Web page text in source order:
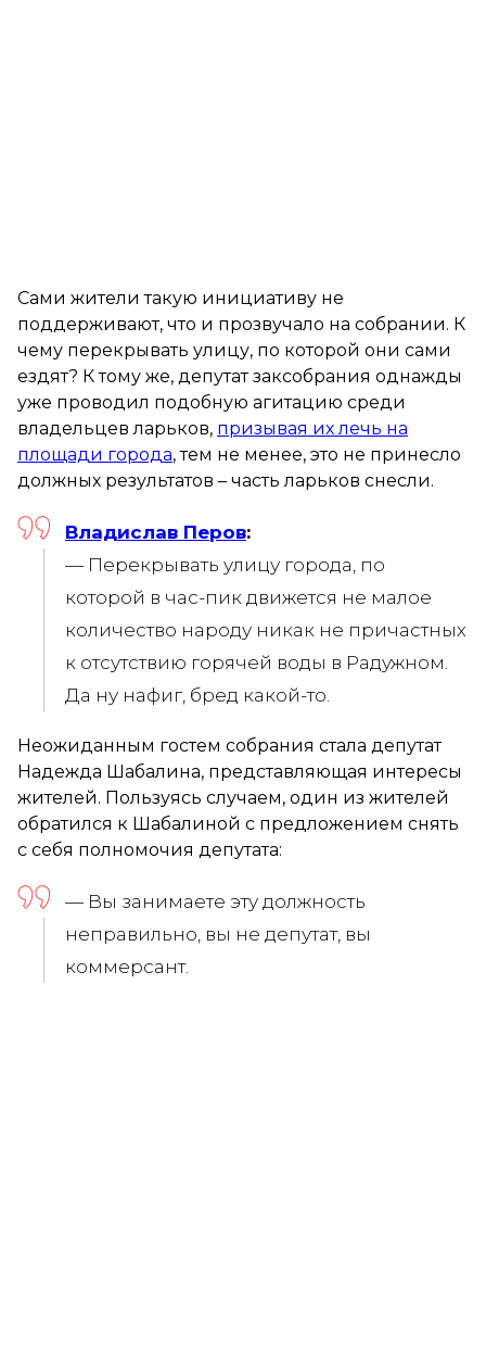
Сами жители такую инициативу не
поддерживают, что и прозвучало на собрании. К
чему перекрывать улицу, по которой они сами
ездят? К тому же, депутат заксобрания однажды
уже проводил подобную агитацию среди
владельцев ларьков, призывая их лечь на
площади города, тем не менее, это не принесло
должных результатов – часть ларьков снесли.
Владислав Перов:
— Перекрывать улицу города, по
которой в час-пик движется не малое
количество народу никак не причастных
к отсутствию горячей воды в Радужном.
Да ну нафиг, бред какой-то.
Неожиданным гостем собрания стала депутат
Надежда Шабалина, представляющая интересы
жителей. Пользуясь случаем, один из жителей
обратился к Шабалиной с предложением снять
с себя полномочия депутата:
— Вы занимаете эту должность
неправильно, вы не депутат, вы
коммерсант.